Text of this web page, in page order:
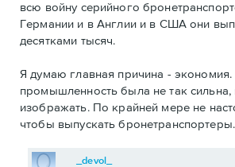
всю войну серийного
Германии и в Англии и в США они
десятками тысяч.
Я думаю главная причина - экономия.
промышленность была не так сильна,
изображать. По крайней мере не
чтобы выпускать бронетранспортеры.
_devol_